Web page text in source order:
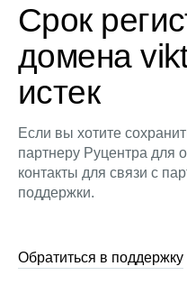
Срок
домена
истек
Если вы хотите
партнеру Руцентра для
контакты для связи с
поддержки.
Обратиться в поддержку